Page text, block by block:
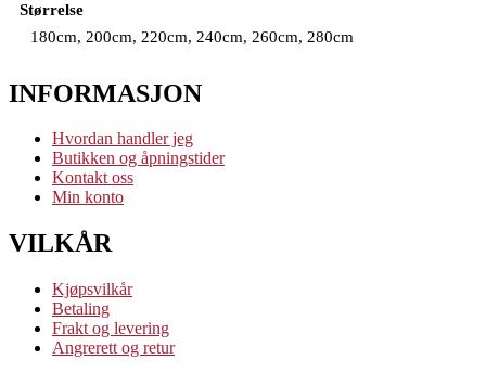
Størrelse
180cm, 200cm, 220cm, 240cm, 260cm, 280cm
INFORMASJON
Hvordan handler jeg
Butikken og åpningstider
Kontakt oss
Min konto
VILKÅR
Kjøpsvilkår
Betaling
Frakt og levering
Angrerett og retur